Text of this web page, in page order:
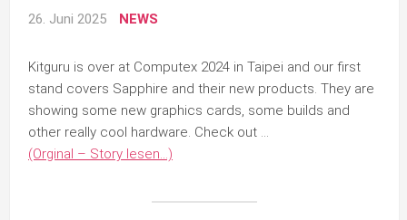
26. Juni 2025 NEWS
Kitguru is over at Computex 2024 in Taipei and our first
stand covers Sapphire and their new products. They are
showing some new graphics cards, some builds and
other really cool hardware. Check out …
(Orginal – Story lesen…)